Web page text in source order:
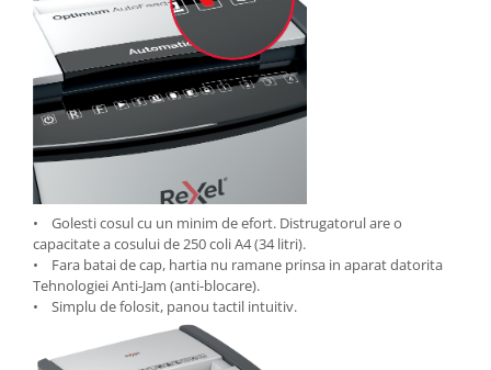
Genti frigorifice
Ochelari de soare
Lanyards si brelocuri
Umbrele
Scule, unelte si iluminat
Unelte multifunctionale si bricege
(multitools)
Seturi si scule de baza
Masurare si taiere
Lampi portabile
Lanterne, lampi si accesorii
• Golesti cosul cu un minim de efort. Distrugatorul are o
capacitate a cosului de 250 coli A4 (34 litri).
• Fara batai de cap, hartia nu ramane prinsa in aparat datorita
Tehnologiei Anti-Jam (anti-blocare).
• Simplu de folosit, panou tactil intuitiv.